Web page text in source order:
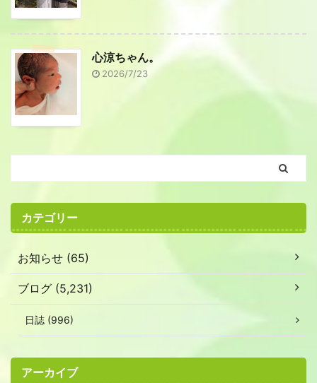
心涼ちゃん。
2026/7/23
カテゴリー
お知らせ (65)
ブログ (5,231)
日誌 (996)
アーカイブ